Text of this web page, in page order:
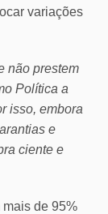
variações
não prestem
Política a
isso, embora
e
ciente e
mais de 95%